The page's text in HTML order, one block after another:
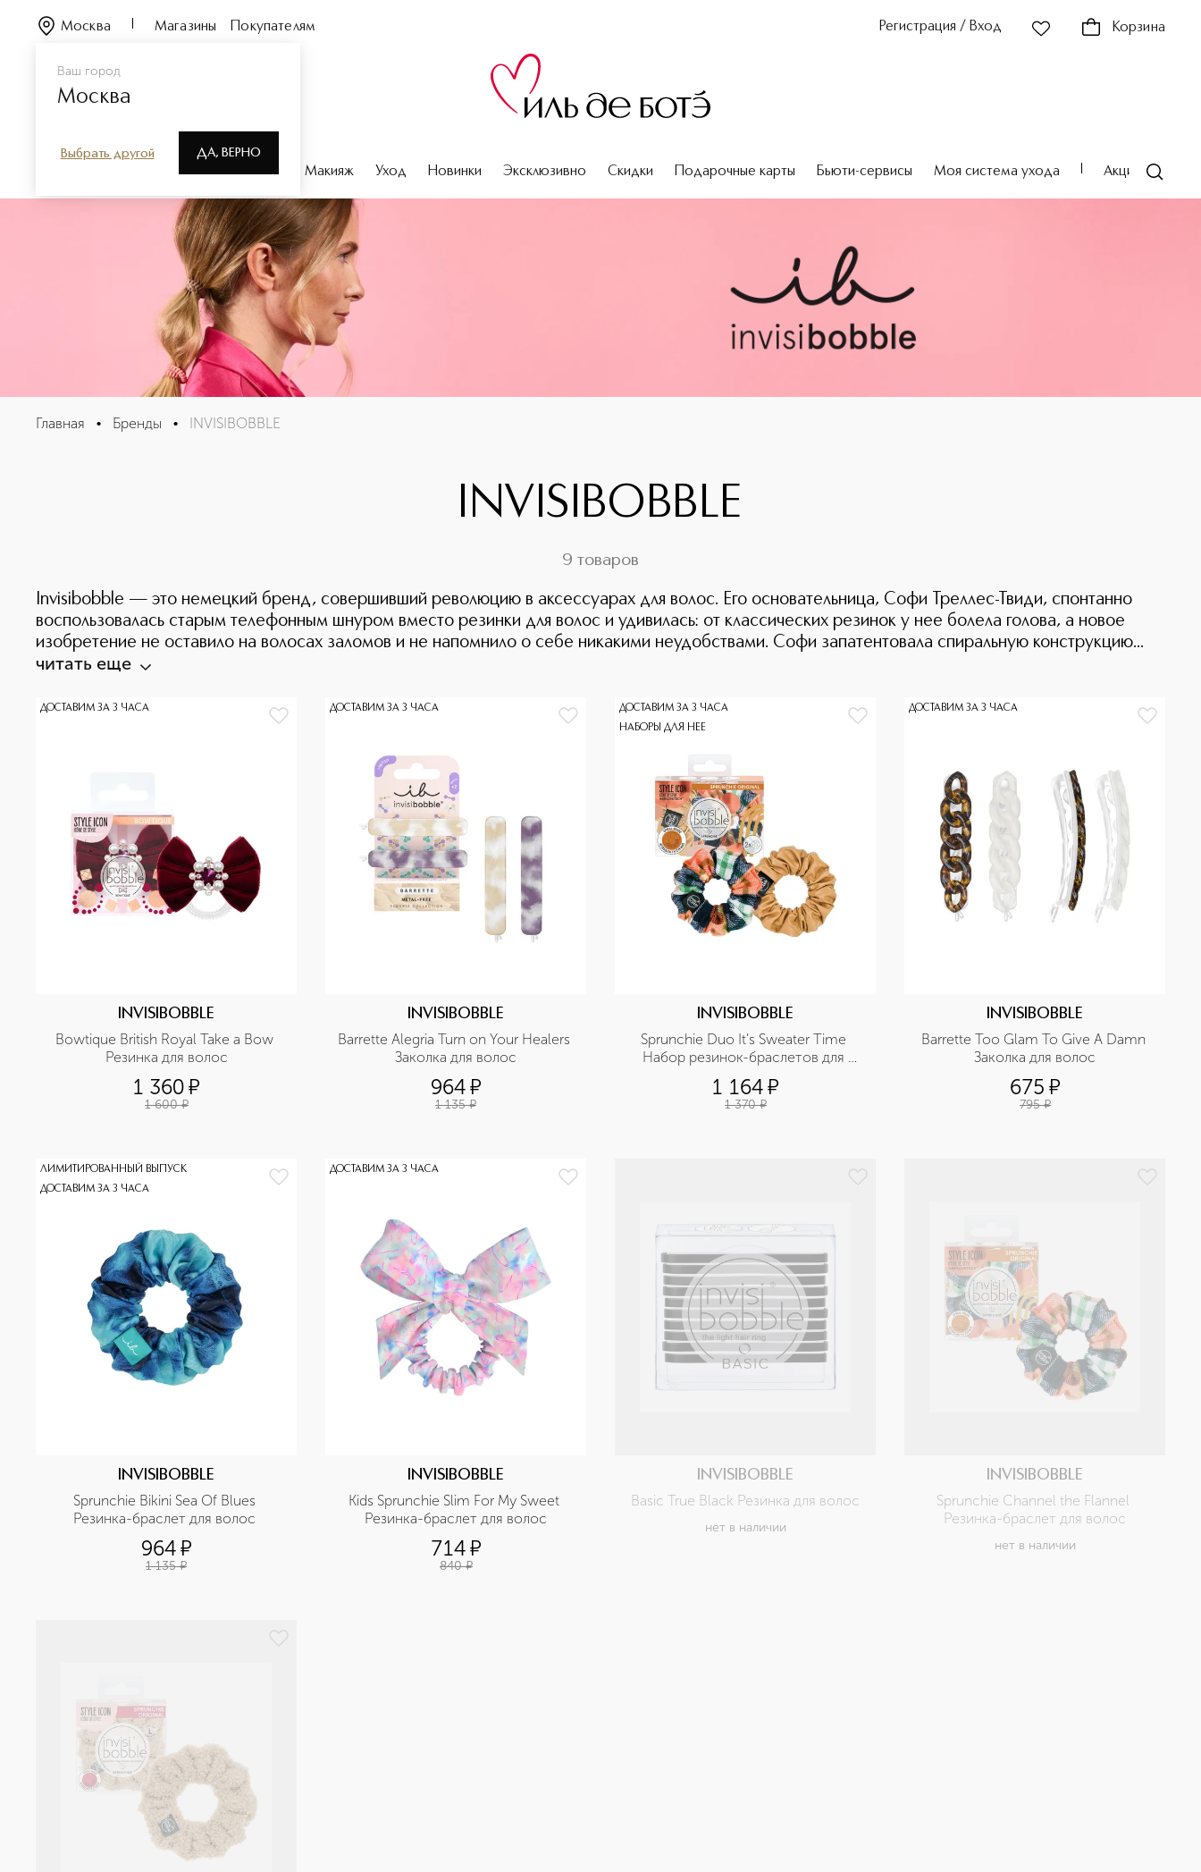
Ваш город
Москва
Выбрать другой ДА, ВЕРНО
Москва Магазины Покупателям Регистрация / Вход Корзина
Парфюмерия Макияж Уход Новинки Эксклюзивно Скидки Подарочные карты Бьюти-сервисы Моя система ухода Акции
INVISIBOBBLE
Главная • Бренды • INVISIBOBBLE
INVISIBOBBLE
9 товаров
Invisibobble — это немецкий бренд, совершивший революцию в аксессуарах для волос. Его основательница, Софи Треллес-Твиди, спонтанно
воспользовалась старым телефонным шнуром вместо резинки для волос и удивилась: от классических резинок у нее болела голова, а новое
изобретение не оставило на волосах заломов и не напомнило о себе никакими неудобствами. Софи запатентовала спиральную конструкцию...
читать еще
ДОСТАВИМ ЗА 3 ЧАСА
INVISIBOBBLE
Bowtique British Royal Take a Bow
Резинка для волос
1 360¤
1 600 ¤
ДОСТАВИМ ЗА 3 ЧАСА
INVISIBOBBLE
Barrette Alegria Turn on Your Healers
Заколка для волос
964¤
1 135 ¤
ДОСТАВИМ ЗА 3 ЧАСА
НАБОРЫ ДЛЯ НЕЕ
INVISIBOBBLE
Sprunchie Duo It's Sweater Time
Набор резинок-браслетов для
1 164¤
1 370 ¤
ДОСТАВИМ ЗА 3 ЧАСА
INVISIBOBBLE
Barrette Too Glam To Give A Damn
Заколка для волос
675 ¤
795 ¤
ЛИМИТИРОВАННЫЙ ВЫПУСК
ДОСТАВИМ ЗА 3 ЧАСА
INVISIBOBBLE
Sprunchie Bikini Sea Of Blues
964¤
1 135 ¤
ДОСТАВИМ ЗА 3 ЧАСА
INVISIBOBBLE
Kids Sprunchie Slim For My Sweet
Резинка-браслет для волос
714¤
840 ¤
INVISIBOBBLE
Basic True Black Резинка для волос
нет в наличии
INVISIBOBBLE
Sprunchie Channel the Flannel
Резинка-браслет для волос
нет в наличии